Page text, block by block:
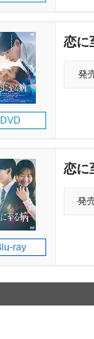
DVD
恋に
発
ray
恋に
発